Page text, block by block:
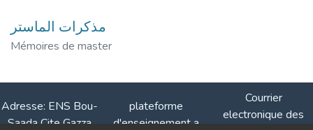
مذكرات الماستر
Mémoires de master
Adresse: ENS Bou-
Saada Cite Gazza
plateforme
d'enseignement a
Courrier
electronique des